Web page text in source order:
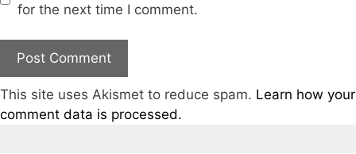
for the next time I comment.
This site uses Akismet to reduce spam. Learn how your
comment data is processed.